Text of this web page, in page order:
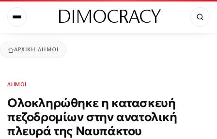
DIMOCRACY
ΑΡΧΙΚΉ ΔΗΜΟΙ
ΔΗΜΟΙ
Ολοκληρώθηκε η κατασκευή
πεζοδρομίων στην ανατολική
πλευρά της Ναυπάκτου